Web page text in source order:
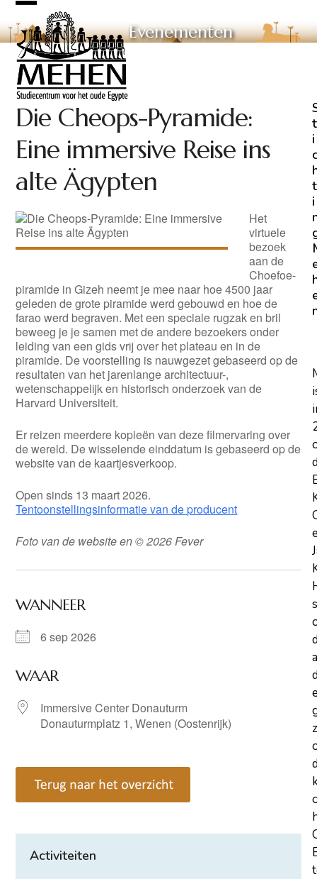
Skip
to
content
Open
mobile
menu
Close
mobile
menu
Evenementen
Die Cheops-Pyramide:
Eine immersive Reise ins
alte Ägypten
Het
virtuele
bezoek
aan de
Choefoe-
piramide in Gizeh neemt je mee naar hoe 4500 jaar
geleden de grote piramide werd gebouwd en hoe de
farao werd begraven. Met een speciale rugzak en bril
beweeg je je samen met de andere bezoekers onder
leiding van een gids vrij over het plateau en in de
piramide. De voorstelling is nauwgezet gebaseerd op de
resultaten van het jarenlange architectuur-,
wetenschappelijk en historisch onderzoek van de
Harvard Universiteit.
Er reizen meerdere kopieën van deze filmervaring over
de wereld. De wisselende einddatum is gebaseerd op de
website van de kaartjesverkoop.
Open sinds 13 maart 2026.
Tentoonstellingsinformatie van de producent
Foto van de website en © 2026 Fever
WANNEER
6 sep 2026
WAAR
Immersive Center Donauturm
Donauturmplatz 1, Wenen (Oostenrijk)
Activiteiten
t
i
t
i